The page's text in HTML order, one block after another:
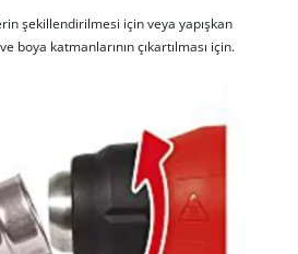
şekillendirilmesi için veya yapışkan
boya katmanlarının çıkartılması için.